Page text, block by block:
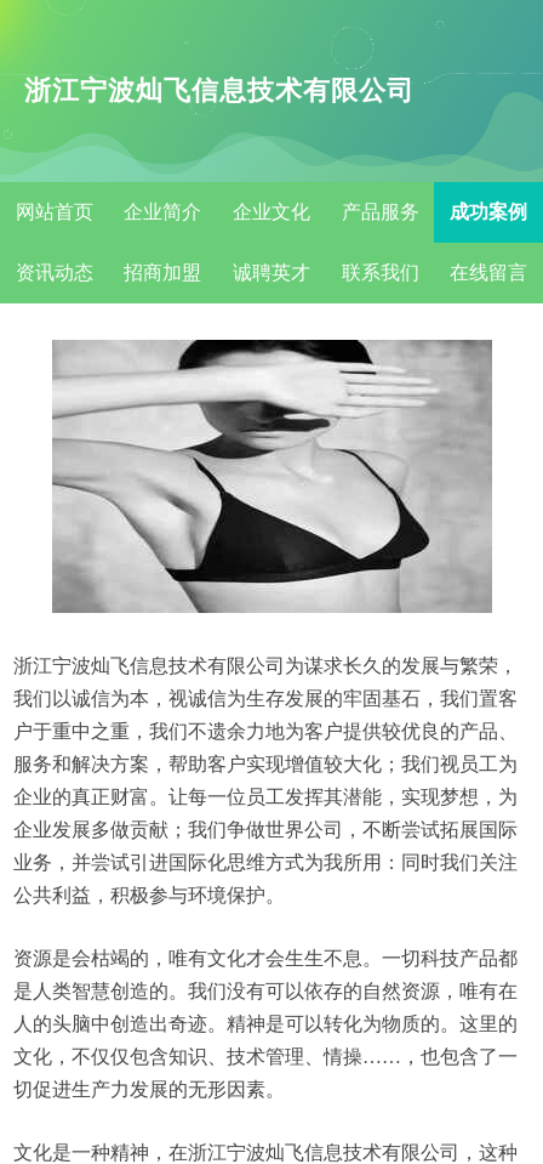
浙江宁波灿飞信息技术有限公司
网站首页 企业简介 企业文化 产品服务 成功案例
资讯动态 招商加盟 诚聘英才 联系我们 在线留言
浙江宁波灿飞信息技术有限公司为谋求长久的发展与繁荣，
我们以诚信为本，视诚信为生存发展的牢固基石，我们置客
户于重中之重，我们不遗余力地为客户提供较优良的产品、
服务和解决方案，帮助客户实现增值较大化；我们视员工为
企业的真正财富。让每一位员工发挥其潜能，实现梦想，为
企业发展多做贡献；我们争做世界公司，不断尝试拓展国际
业务，并尝试引进国际化思维方式为我所用：同时我们关注
公共利益，积极参与环境保护。
资源是会枯竭的，唯有文化才会生生不息。一切科技产品都
是人类智慧创造的。我们没有可以依存的自然资源，唯有在
人的头脑中创造出奇迹。精神是可以转化为物质的。这里的
文化，不仅仅包含知识、技术管理、情操……，也包含了一
切促进生产力发展的无形因素。
文化是一种精神，在浙江宁波灿飞信息技术有限公司，这种